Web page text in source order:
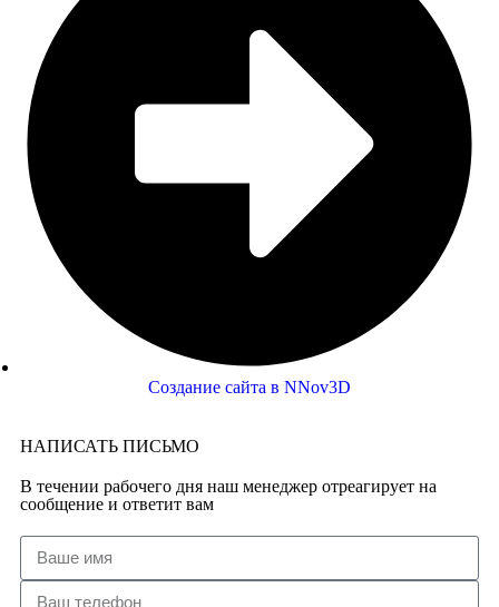
Создание сайта в NNov3D
НАПИСАТЬ ПИСЬМО
В течении рабочего дня наш менеджер отреагирует на
сообщение и ответит вам